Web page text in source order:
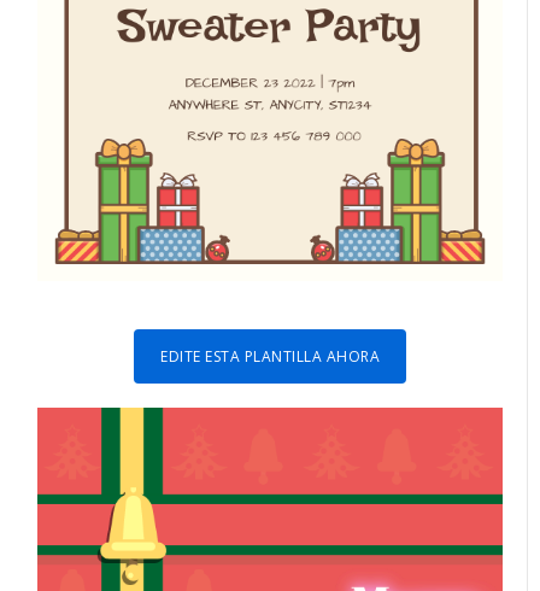
EDITE ESTA PLANTILLA AHORA